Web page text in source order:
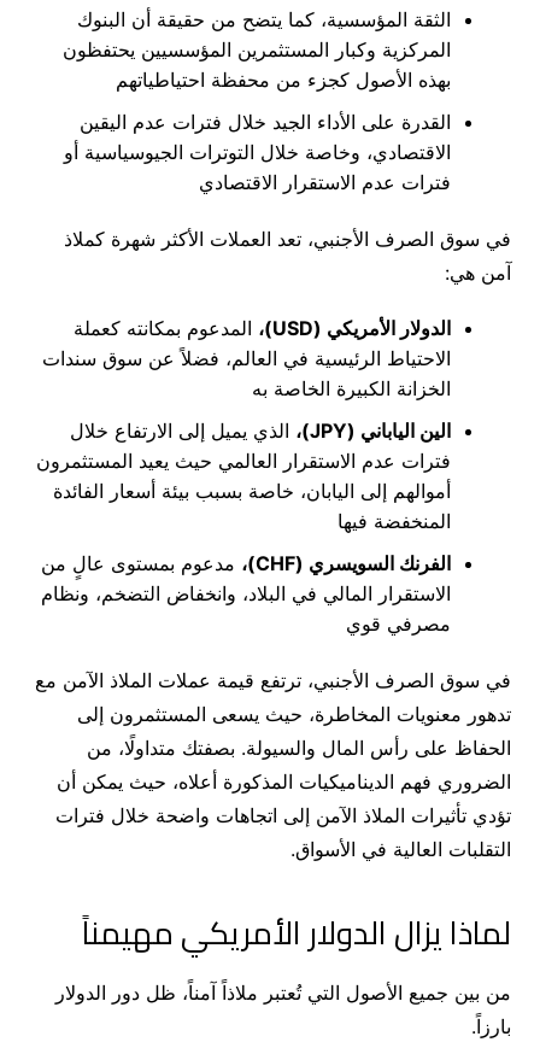
الثقة المؤسسية، كما يتضح من حقيقة أن البنوك
المركزية وكبار المستثمرين المؤسسيين يحتفظون
بهذه الأصول كجزء من محفظة احتياطياتهم
القدرة على الأداء الجيد خلال فترات عدم اليقين
الاقتصادي، وخاصة خلال التوترات الجيوسياسية أو
فترات عدم الاستقرار الاقتصادي
في سوق الصرف الأجنبي، تعد العملات الأكثر شهرة كملاذ
آمن هي:
الدولار الأمريكي (USD)،
المدعوم بمكانته كعملة
الاحتياط الرئيسية في العالم، فضلاً عن سوق سندات
الخزانة الكبيرة الخاصة به
الين الياباني (JPY)،
الذي يميل إلى الارتفاع خلال
فترات عدم الاستقرار العالمي حيث يعيد المستثمرون
أموالهم إلى اليابان، خاصة بسبب بيئة أسعار الفائدة
المنخفضة فيها
الفرنك السويسري (CHF)،
مدعوم بمستوى عالٍ من
الاستقرار المالي في البلاد، وانخفاض التضخم، ونظام
مصرفي قوي
في سوق الصرف الأجنبي، ترتفع قيمة عملات الملاذ الآمن مع
تدهور معنويات المخاطرة، حيث يسعى المستثمرون إلى
الحفاظ على رأس المال والسيولة. بصفتك متداولًا، من
الضروري فهم الديناميكيات المذكورة أعلاه، حيث يمكن أن
تؤدي تأثيرات الملاذ الآمن إلى اتجاهات واضحة خلال فترات
التقلبات العالية في الأسواق.
لماذا يزال الدولار الأمريكي مهيمناً
من بين جميع الأصول التي تُعتبر ملاذاً آمناً، ظل دور الدولار
بارزاً.